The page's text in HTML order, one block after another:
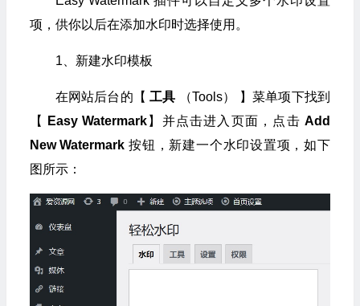
项，供你以后在添加水印时选择使用。
1、新建水印模板
在网站后台的【工具 （Tools） 】菜单项下找到
【
Easy Watermark 】并点击进入页面，点击 Add
New Watermark 按钮，新建一个水印设置项，如下
图所示：